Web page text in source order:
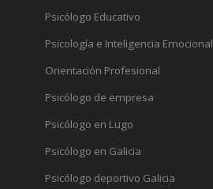
Psicólogo Educativo
Psicología e Inteligencia Emocional
Orientación Profesional
Psicólogo de empresa
Psicólogo en Lugo
Psicólogo en Galicia
Psicólogo deportivo Galicia